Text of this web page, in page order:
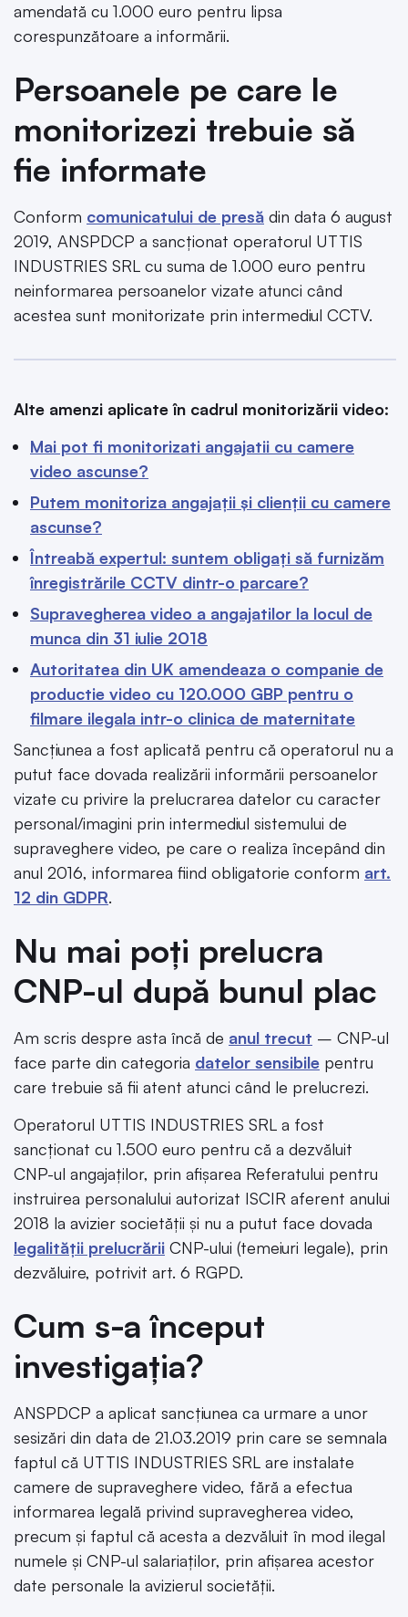
amendată cu 1.000 euro pentru lipsa
corespunzătoare a informării.
Persoanele pe care le
monitorizezi trebuie să
fie informate
Conform comunicatului de presă din data 6 august
2019, ANSPDCP a sancționat operatorul UTTIS
INDUSTRIES SRL cu suma de 1.000 euro pentru
neinformarea persoanelor vizate atunci când
acestea sunt monitorizate prin intermediul CCTV.
Alte amenzi aplicate în cadrul monitorizării video:
Mai pot fi monitorizati angajatii cu camere
video ascunse?
Putem monitoriza angajații și clienții cu camere
ascunse?
Întreabă expertul: suntem obligați să furnizăm
înregistrările CCTV dintr-o parcare?
Supravegherea video a angajatilor la locul de
munca din 31 iulie 2018
Autoritatea din UK amendeaza o companie de
productie video cu 120.000 GBP pentru o
filmare ilegala intr-o clinica de maternitate
Sancțiunea a fost aplicată pentru că operatorul nu a
putut face dovada realizării informării persoanelor
vizate cu privire la prelucrarea datelor cu caracter
personal/imagini prin intermediul sistemului de
supraveghere video, pe care o realiza începând din
anul 2016, informarea fiind obligatorie conform art.
12 din GDPR.
Nu mai poți prelucra
CNP-ul după bunul plac
Am scris despre asta încă de anul trecut – CNP-ul
face parte din categoria datelor sensibile pentru
care trebuie să fii atent atunci când le prelucrezi.
Operatorul UTTIS INDUSTRIES SRL a fost
sancționat cu 1.500 euro pentru că a dezvăluit
CNP-ul angajaților, prin afișarea Referatului pentru
instruirea personalului autorizat ISCIR aferent anului
2018 la avizier societăţii și nu a putut face dovada
legalității prelucrării CNP-ului (temeiuri legale), prin
dezvăluire, potrivit art. 6 RGPD.
Cum s-a început
investigația?
ANSPDCP a aplicat sancțiunea ca urmare a unor
sesizări din data de 21.03.2019 prin care se semnala
faptul că UTTIS INDUSTRIES SRL are instalate
camere de supraveghere video, fără a efectua
informarea legală privind supravegherea video,
precum şi faptul că acesta a dezvăluit în mod ilegal
numele şi CNP-ul salariaţilor, prin afişarea acestor
date personale la avizierul societăţii.